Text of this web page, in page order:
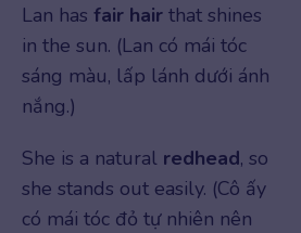
Lan has fair hair that shines
in the sun. (Lan có mái tóc
sáng màu, lấp lánh dưới ánh
nắng.)
She is a natural redhead, so
she stands out easily. (Cô ấy
có mái tóc đỏ tự nhiên nên